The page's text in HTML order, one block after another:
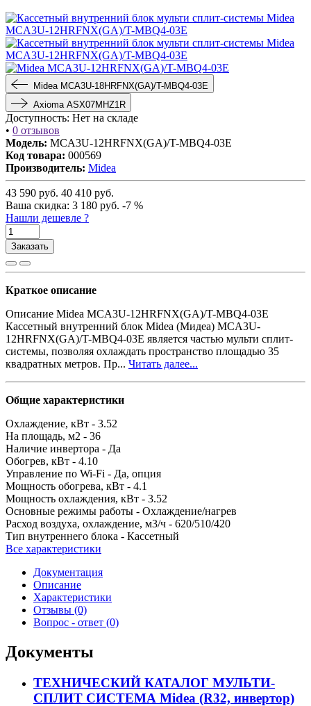
Midea MCA3U-18HRFNX(GA)/T-MBQ4-03E
Axioma ASX07MHZ1R
Доступность: Нет на складе
• 0 отзывов
Модель: MCA3U-12HRFNX(GA)/T-MBQ4-03E
Код товара: 000569
Производитель: Midea
43 590 руб. 40 410 руб.
Ваша cкидка: 3 180 руб. -7 %
Нашли дешевле ?
Заказать
Краткое описание
Описание Midea MCA3U-12HRFNX(GA)/T-MBQ4-03E
Кассетный внутренний блок Midea (Мидеа) MCA3U-
12HRFNX(GA)/T-MBQ4-03E является частью мульти сплит-
системы, позволяя охлаждать пространство площадью 35
квадратных метров. Пр... Читать далее...
Общие характеристики
Охлаждение, кВт - 3.52
На площадь, м2 - 36
Наличие инвертора - Да
Обогрев, кВт - 4.10
Управление по Wi-Fi - Да, опция
Мощность обогрева, кВт - 4.1
Мощность охлаждения, кВт - 3.52
Основные режимы работы - Охлаждение/нагрев
Расход воздуха, охлаждение, м3/ч - 620/510/420
Тип внутреннего блока - Кассетный
Все характеристики
Документация
Описание
Характеристики
Отзывы (0)
Вопрос - ответ (0)
Документы
ТЕХНИЧЕСКИЙ КАТАЛОГ МУЛЬТИ-
СПЛИТ СИСТЕМА Midea (R32, инвертор)